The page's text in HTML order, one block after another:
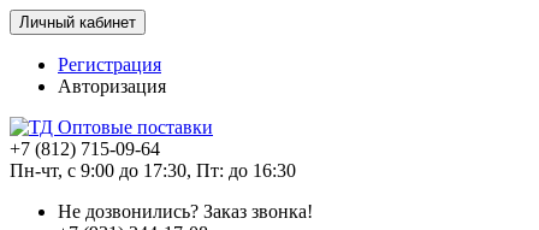
Личный кабинет
Регистрация
Авторизация
+7 (812) 715-09-64
Пн-чт, с 9:00 до 17:30, Пт: до 16:30
Не дозвонились? Заказ звонка!